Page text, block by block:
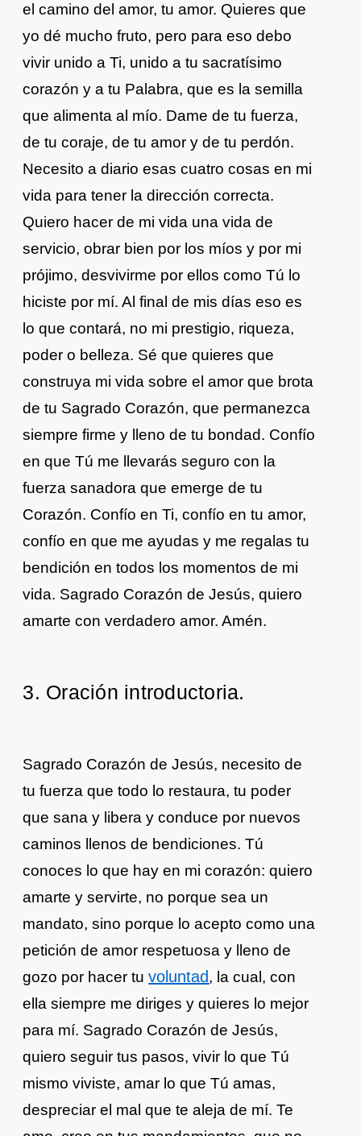
el camino del amor, tu amor. Quieres que
yo dé mucho fruto, pero para eso debo
vivir unido a Ti, unido a tu sacratísimo
corazón y a tu Palabra, que es la semilla
que alimenta al mío. Dame de tu fuerza,
de tu coraje, de tu amor y de tu perdón.
Necesito a diario esas cuatro cosas en mi
vida para tener la dirección correcta.
Quiero hacer de mi vida una vida de
servicio, obrar bien por los míos y por mi
prójimo, desvivirme por ellos como Tú lo
hiciste por mí. Al final de mis días eso es
lo que contará, no mi prestigio, riqueza,
poder o belleza. Sé que quieres que
construya mi vida sobre el amor que brota
de tu Sagrado Corazón, que permanezca
siempre firme y lleno de tu bondad. Confío
en que Tú me llevarás seguro con la
fuerza sanadora que emerge de tu
Corazón. Confío en Ti, confío en tu amor,
confío en que me ayudas y me regalas tu
bendición en todos los momentos de mi
vida. Sagrado Corazón de Jesús, quiero
amarte con verdadero amor. Amén.
3. Oración introductoria.
Sagrado Corazón de Jesús, necesito de
tu fuerza que todo lo restaura, tu poder
que sana y libera y conduce por nuevos
caminos llenos de bendiciones. Tú
conoces lo que hay en mi corazón: quiero
amarte y servirte, no porque sea un
mandato, sino porque lo acepto como una
petición de amor respetuosa y lleno de
gozo por hacer tuvoluntad, la cual, con
ella siempre me diriges y quieres lo mejor
para mí. Sagrado Corazón de Jesús,
quiero seguir tus pasos, vivir lo que Tú
mismo viviste, amar lo que Tú amas,
despreciar el mal que te aleja de mí. Te